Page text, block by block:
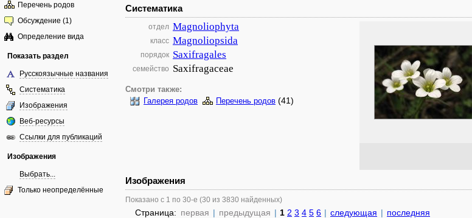
Перечень родов
Обсуждение (1)
Определение вида
Показать раздел
Русскоязычные названия
Систематика
Изображения
Веб-ресурсы
Ссылки для публикаций
Изображения
Выбрать...
Только неопределённые
Систематика
отдел Magnoliophyta
класс Magnoliopsida
порядок Saxifragales
семейство Saxifragaceae
Смотри также:
Галерея родов
Перечень родов (41)
Изображения
Показано с 1 по 30-е (30 из 3830 найденных)
Страница: первая | предыдущая | 1 2 3 4 5 6 | следующая | последняя